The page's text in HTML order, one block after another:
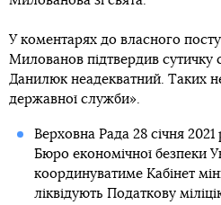
У коментарях до власного
Милованов підтвердив сутичку
Данилюк неадекватний. Таких
державної служби».
Верховна Рада 28 січня
Бюро економічної безпеки
координуватиме Кабінет
ліквідують Податкову